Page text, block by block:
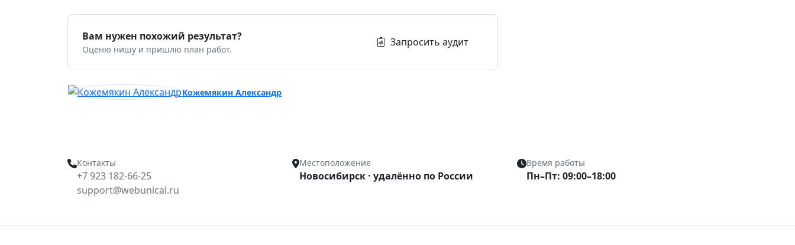
Вам нужен похожий результат?
Оценю нишу и пришлю план работ.
Запросить аудит
Кожемякин Александр
Контакты
+7 923 182-66-25
support@webunical.ru
Местоположение
Новосибирск · удалённо по России
Время работы
Пн–Пт: 09:00–18:00